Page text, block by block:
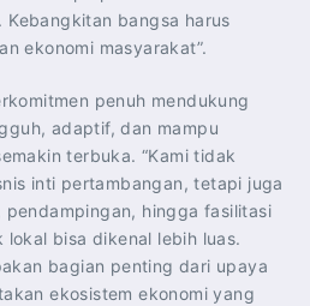
bangsa harus
ekonomi masyarakat”.
penuh mendukung
adaptif, dan mampu
terbuka. “Kami tidak
inti pertambangan, tetapi juga
hingga fasilitasi
bisa dikenal lebih luas.
bagian penting dari upaya
ekosistem ekonomi yang